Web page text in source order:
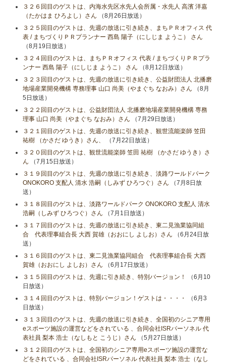
３２６回目のゲストは、内海水先区水先人会所属・水先人 高濱 洋嘉
（たかはま ひろよし）さん （8月26日放送）
３２５回目のゲストは、先週の放送に引き続き、まちＰＲオフィス 代
表 / まちづくりＰＲプランナー 西島 陽子（にしじま ようこ） さん
（8月19日放送）
３２４回目のゲストは、まちＰＲオフィス 代表 / まちづくりＰＲプラ
ンナー 西島 陽子（にしじま ようこ） さん （8月12日放送）
３２３回目のゲストは、先週の放送に引き続き、公益財団法人 北播磨
地場産業開発機構 専務理事 山口 尚美（やまぐち なおみ）さん （8月
5日放送）
３２２回目のゲストは、公益財団法人 北播磨地場産業開発機構 専務
理事 山口 尚美（やまぐち なおみ）さん （7月29日放送）
３２１回目のゲストは、先週の放送に引き続き、観世流能楽師 笠田
祐樹 （かさだ ゆうき）さん、
（7月22日放送）
３２０回目のゲストは、観世流能楽師 笠田 祐樹 （かさだ ゆうき）さ
ん （7月15日放送）
３１９回目のゲストは、先週の放送に引き続き、淡路ワールドパーク
ONOKORO 支配人 清水 浩嗣（しみず ひろつぐ）さん （7月8日放
送）
３１８回目のゲストは、淡路ワールドパーク ONOKORO 支配人 清水
浩嗣（しみず ひろつぐ）さん （7月1日放送）
３１７回目のゲストは、先週の放送に引き続き、東二見漁業協同組
合 代表理事組合長 大西 賀雄（おおにし よしお）さん （6月24日放
送）
３１６回目のゲストは、東二見漁業協同組合 代表理事組合長 大西
賀雄（おおにし よしお）さん （6月17日放送）
３１５回目のゲストは、先週に引き続き、特別バージョン！
（6月10
日放送）
３１４回目のゲストは、特別バージョン！ゲストは・・・・
（6月3
日放送）
３１３回目のゲストは、先週の放送に引き続き、全国初のシニア専用
eスポーツ施設の運営などをされている 、合同会社ISRパーソネル 代
表社員 梨本 浩士（なしもと こうじ）さん （5月27日放送）
３１２回目のゲストは、全国初のシニア専用eスポーツ施設の運営な
どをされている 、合同会社ISRパーソネル 代表社員 梨本 浩士（なし